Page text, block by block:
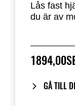
Lås fast
du är av
GÅ TILL